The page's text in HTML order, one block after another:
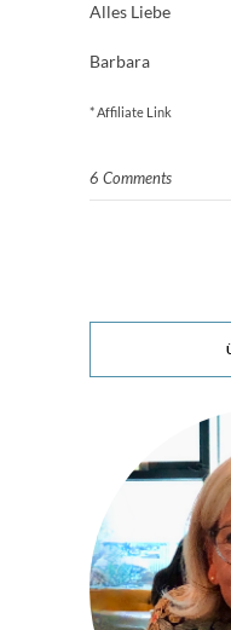
Alles Liebe
Barbara
* Affiliate Link
6 Comments